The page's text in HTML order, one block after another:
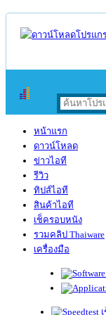
หน้าแรก
ดาวน์โหลด
ข่าวไอที
รีวิว
ทิปส์ไอที
สินค้าไอที
เช็ครอบหนัง
รวมคลิป Thaiware
เครื่องมือ